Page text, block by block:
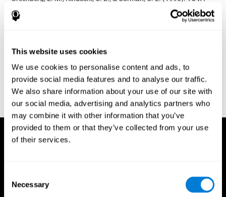
This website uses cookies
We use cookies to personalise content and ads, to
provide social media features and to analyse our traffic.
We also share information about your use of our site with
our social media, advertising and analytics partners who
may combine it with other information that you’ve
provided to them or that they’ve collected from your use
of their services.
Selection
Necessary
test of variables of attention: clinical guide. St. Paul, MN: TOVA
Research Foundation.
handbook. Los Angeles: Western Psychological Services.
Wechsler, D. (1997). WAIS-III: Wechsler Adult Intelligence Scale -
Third edition administration and scoring manual. San Antonio,
TX: Psychological Corporation.